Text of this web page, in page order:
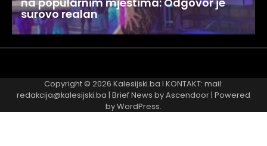
surovo realan
Copyright © 2026 Kalesijski.ba I KONTAKT: mail:
redakcija@kalesijski.ba | Brief News byAscendoor| Powered
byWordPress.